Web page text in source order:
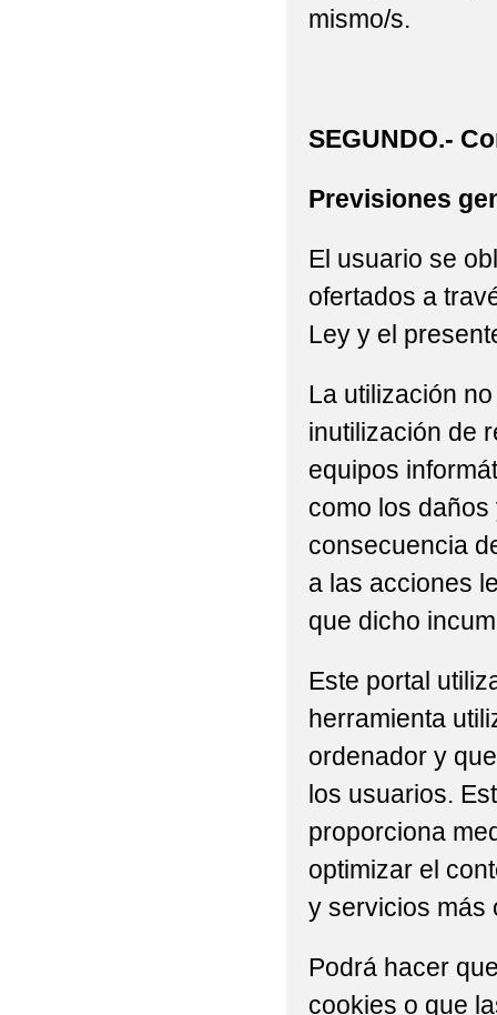
mismo/s.
SEGUNDO.-
Previsiones
El usuario se
ofertados a
Ley y el
La utilización
inutilización de
equipos
como los
consecuencia
a las acciones
que dicho
Este portal
herramienta
ordenador y
los usuarios.
proporciona
optimizar el
y servicios más
Podrá hacer
cookies o que